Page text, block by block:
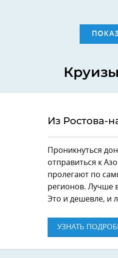
Из Ростова-
Проникнуться
отправиться к
пролегают по
регионов. Лучше
Это и дешевле, и
УЗНАТЬ